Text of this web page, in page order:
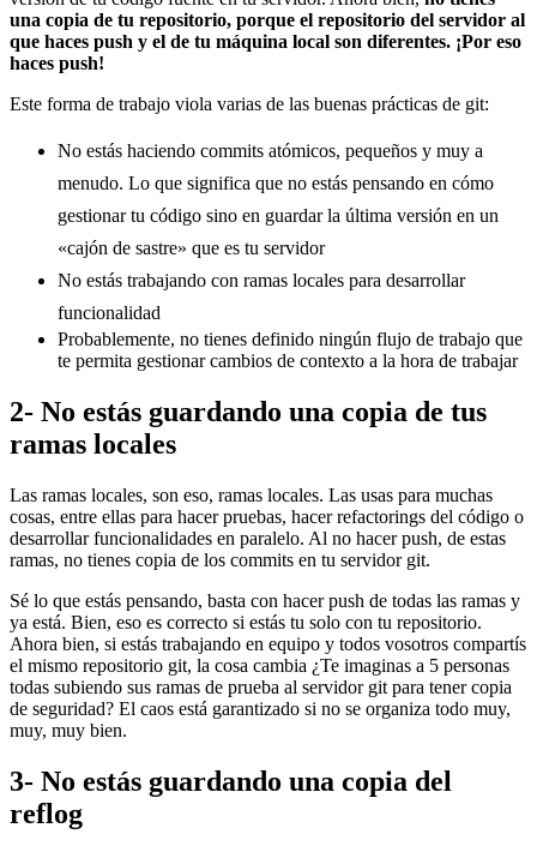
una copia de tu repositorio, porque el repositorio del servidor al
que haces push y el de tu máquina local son diferentes. ¡Por eso
haces push!
Este forma de trabajo viola varias de las buenas prácticas de git:
No estás haciendo commits atómicos, pequeños y muy a
menudo. Lo que significa que no estás pensando en cómo
gestionar tu código sino en guardar la última versión en un
«cajón de sastre» que es tu servidor
No estás trabajando con ramas locales para desarrollar
funcionalidad
Probablemente, no tienes definido ningún flujo de trabajo que
te permita gestionar cambios de contexto a la hora de trabajar
2- No estás guardando una copia de tus
ramas locales
Las ramas locales, son eso, ramas locales. Las usas para muchas
cosas, entre ellas para hacer pruebas, hacer refactorings del código o
desarrollar funcionalidades en paralelo. Al no hacer push, de estas
ramas, no tienes copia de los commits en tu servidor git.
Sé lo que estás pensando, basta con hacer push de todas las ramas y
ya está. Bien, eso es correcto si estás tu solo con tu repositorio.
Ahora bien, si estás trabajando en equipo y todos vosotros compartís
el mismo repositorio git, la cosa cambia ¿Te imaginas a 5 personas
todas subiendo sus ramas de prueba al servidor git para tener copia
de seguridad? El caos está garantizado si no se organiza todo muy,
muy, muy bien.
3- No estás guardando una copia del
reflog